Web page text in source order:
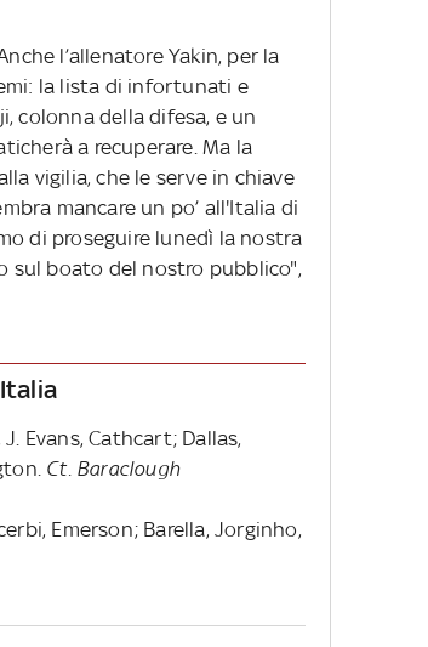
l’allenatore Yakin, per la
la lista di infortunati e
colonna della difesa, e un
a recuperare. Ma la
vigilia, che le serve in chiave
mancare un po’ all'Italia di
di proseguire lunedì la nostra
sul boato del nostro pubblico",
Evans, Cathcart; Dallas,
Ct. Baraclough
Emerson; Barella, Jorginho,